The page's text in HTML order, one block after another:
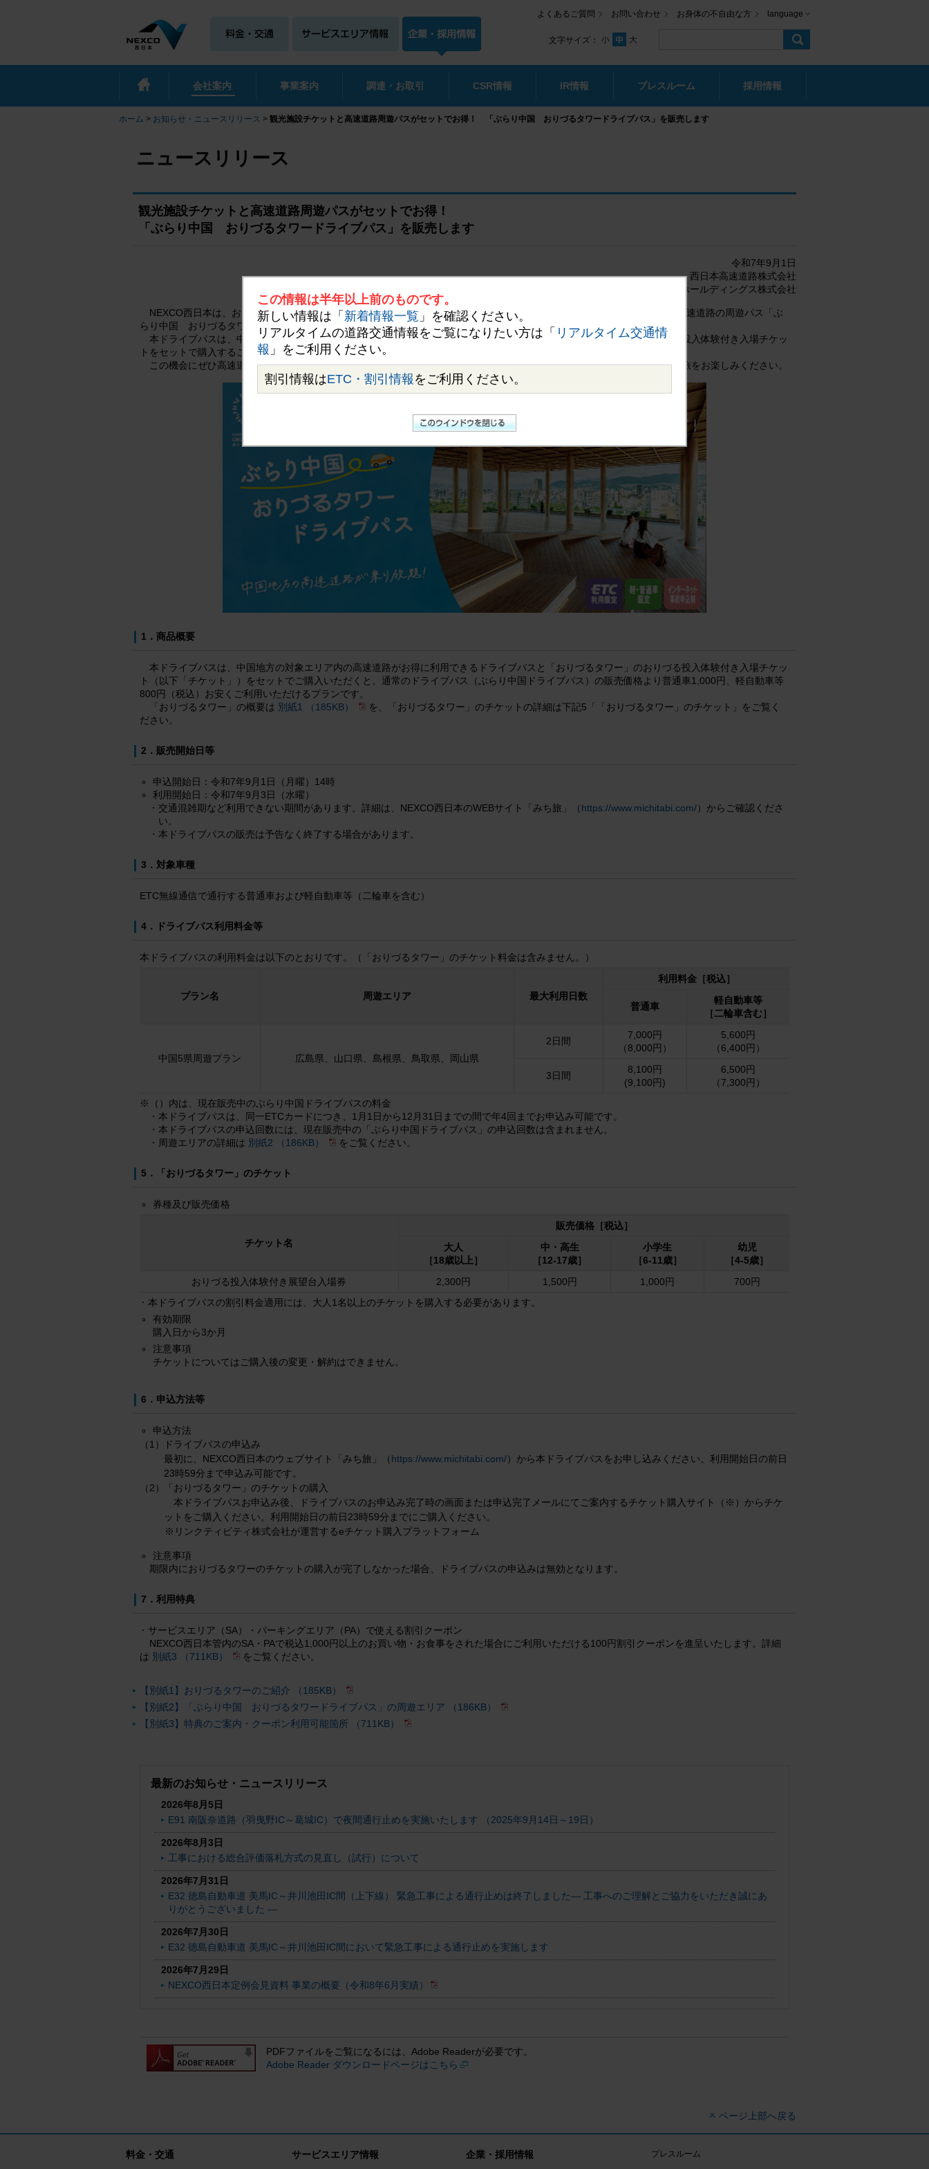
よくあるご質問 お問い合わせ お身体の不自由な方 language
文字サイズ：
会社案内 事業案内 調達・お取引 CSR情報 IR情報 プレスルーム 採用情報
ホーム > お知らせ・ニュースリリース > 観光施設チケットと高速道路周遊パスがセットでお得！ 「ぶらり中国 おりづるタワードライブパス」を販売します
ニュースリリース
観光施設チケットと高速道路周遊パスがセットでお得！
「ぶらり中国 おりづるタワードライブパス」を販売します
この情報は半年以上前のものです。
新しい情報は「 新着情報一覧 」を確認ください。
リアルタイムの道路交通情報をご覧になりたい方は「 リアルタイム交通情
報 」をご利用ください。
割引情報はETC・割引情報 をご利用ください。
令和7年9月1日
西日本高速道路株式会社
西日本高速道路サービス・ホールディングス株式会社
NEXCO西日本は、おりづるタワー株式会社が運営する「おりづるタワー」のチケットとのセット購入で利用できるお得な高速道路の周遊パス「ぶ
らり中国 おりづるタワードライブパス」（以下「本ドライブパス」）を販売します。
本ドライブパスは、中国地方の対象エリア内の高速道路がお得に利用できるドライブパスと「おりづるタワー」のおりづる投入体験付き入場チケッ
トをセットで購入することで、通常のドライブパスよりもお得な料金でご利用できるプランです。
この機会にぜひ高速道路を利用して「おりづるタワー」等の観光スポットへ足を運んでいただき、魅力あふれる中国地方の旅をお楽しみください。
1．商品概要
本ドライブパスは、中国地方の対象エリア内の高速道路がお得に利用できるドライブパスと「おりづるタワー」のおりづる投入体験付き入場チケッ
ト（以下「チケット」）をセットでご購入いただくと、通常のドライブパス（ぶらり中国ドライブパス）の販売価格より普通車1,000円、軽自動車等
800円（税込）お安くご利用いただけるプランです。
「おりづるタワー」の概要は 別紙1 （185KB）
を、「おりづるタワー」のチケットの詳細は下記5「「おりづるタワー」のチケット」をご覧く
ださい。
2．販売開始日等
申込開始日：令和7年9月1日（月曜）14時
利用開始日：令和7年9月3日（水曜）
交通混雑期など利用できない期間があります。詳細は、NEXCO西日本のWEBサイト「みち旅」（https://www.michitabi.com/）からご確認くださ
い。
本ドライブパスの販売は予告なく終了する場合があります。
3．対象車種
ETC無線通信で通行する普通車および軽自動車等（二輪車を含む）
4．ドライブパス利用料金等
本ドライブパスの利用料金は以下のとおりです。（「おりづるタワー」のチケット料金は含みません。）
プラン名 周遊エリア 最大利用日数
利用料金［税込］
普通車
軽自動車等
［二輪車含む］
中国5県周遊プラン 広島県、山口県、島根県、鳥取県、岡山県
2日間
7,000円
（8,000円）
5,600円
（6,400円）
3日間
8,100円
(9,100円)
6,500円
（7,300円）
※（）内は、現在販売中のぶらり中国ドライブパスの料金
本ドライブパスは、同一ETCカードにつき、1月1日から12月31日までの間で年4回までお申込み可能です。
本ドライブパスの申込回数には、現在販売中の「ぶらり中国ドライブパス」の申込回数は含まれません。
周遊エリアの詳細は 別紙2 （186KB） をご覧ください。
5．「おりづるタワー」のチケット
券種及び販売価格
チケット名
販売価格［税込］
大人
［18歳以上］
中・高生
［12-17歳］
小学生
［6-11歳］
幼児
［4-5歳］
おりづる投入体験付き展望台入場券
2,300円 1,500円 1,000円
700円
本ドライブパスの割引料金適用には、大人1名以上のチケットを購入する必要があります。
有効期限
購入日から3か月
注意事項
チケットについてはご購入後の変更・解約はできません。
6．申込方法等
申込方法
（1）
ドライブパスの申込み
最初に、NEXCO西日本のウェブサイト「みち旅」（https://www.michitabi.com/）から本ドライブパスをお申し込みください。利用開始日の前日
23時59分まで申込み可能です。
（2）
「おりづるタワー」のチケットの購入
本ドライブパスお申込み後、ドライブパスのお申込み完了時の画面または申込完了メールにてご案内するチケット購入サイト（※）からチケ
ットをご購入ください。利用開始日の前日23時59分までにご購入ください。
※リンクティビティ株式会社が運営するeチケット購入プラットフォーム
注意事項
期限内におりづるタワーのチケットの購入が完了しなかった場合、ドライブパスの申込みは無効となります。
7．利用特典
サービスエリア（SA）・パーキングエリア（PA）で使える割引クーポン
NEXCO西日本管内のSA・PAで税込1,000円以上のお買い物・お食事をされた場合にご利用いただける100円割引クーポンを進呈いたします。詳細
は 別紙3 （711KB） をご覧ください。
【別紙1】おりづるタワーのご紹介 （185KB）
【別紙2】「ぶらり中国 おりづるタワードライブパス」の周遊エリア （186KB）
【別紙3】特典のご案内・クーポン利用可能箇所 （711KB）
最新のお知らせ・ニュースリリース
2026年8月5日
E91 南阪奈道路（羽曳野IC～葛󠄀城IC）で夜間通行止めを実施いたします （2025年9月14日～19日）
2026年8月3日
工事における総合評価落札方式の見直し（試行）について
2026年7月31日
E32 徳島自動車道 美馬IC～井川池田IC間（上下線） 緊急工事による通行止めは終了しました― 工事へのご理解とご協力をいただき誠にあ
りがとうございました ―
2026年7月30日
E32 徳島自動車道 美馬IC～井川池田IC間において緊急工事による通行止めを実施します
2026年7月29日
NEXCO西日本定例会見資料 事業の概要（令和8年6月実績）
PDFファイルをご覧になるには、Adobe Readerが必要です。
Adobe Reader ダウンロードページはこちら
ページ上部へ戻る
料金・交通 サービスエリア情報 企業・採用情報
プレスルーム